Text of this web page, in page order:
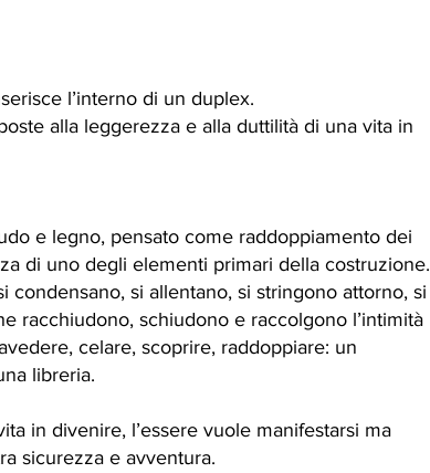
l’interno di un duplex.
alla leggerezza e alla duttilità di una vita in
e legno, pensato come raddoppiamento dei
di uno degli elementi primari della costruzione.
condensano, si allentano, si stringono attorno, si
racchiudono, schiudono e raccolgono l’intimità
celare, scoprire, raddoppiare: un
libreria.
in divenire, l’essere vuole manifestarsi ma
sicurezza e avventura.